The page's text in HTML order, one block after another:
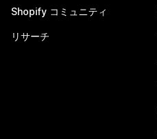
Shopify コミュニティ
リサーチ